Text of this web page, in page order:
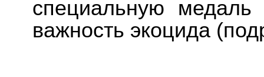
специальную медаль
важность экоцида